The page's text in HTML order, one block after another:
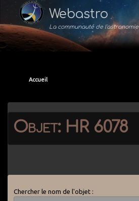
Webastro
La communauté de l'astronomie
Accueil
Objet: HR 6078
Chercher le nom de l'objet :